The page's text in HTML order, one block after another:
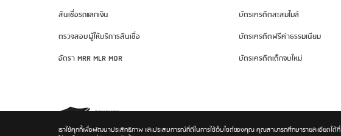
สินเชื่อรถแลกเงิน
ตรวจสอบผู้ให้บริการสินเชื่อ
อัตรา MRR MLR MOR
บัตรเครดิตสะสมไมล์
บัตรเครดิตฟรีค่าธรรมเนียม
บัตรเครดิตเด็กจบใหม่
เราใช้คุกกี้เพื่อพัฒนาประสิทธิภาพ และประสบการณ์ที่ดีในการใช้เว็บไซต์ของคุณ คุณสามารถศึกษารายละเอียดได้ที่